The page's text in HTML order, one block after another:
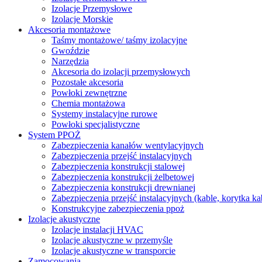
Izolacje Przemysłowe
Izolacje Morskie
Akcesoria montażowe
Taśmy montażowe/ taśmy izolacyjne
Gwoździe
Narzędzia
Akcesoria do izolacji przemysłowych
Pozostałe akcesoria
Powłoki zewnętrzne
Chemia montażowa
Systemy instalacyjne rurowe
Powłoki specjalistyczne
System PPOŻ
Zabezpieczenia kanałów wentylacyjnych
Zabezpieczenia przejść instalacyjnych
Zabezpieczenia konstrukcji stalowej
Zabezpieczenia konstrukcji żelbetowej
Zabezpieczenia konstrukcji drewnianej
Zabezpieczenia przejść instalacyjnych (kable, korytka
Konstrukcyjne zabezpieczenia ppoż
Izolacje akustyczne
Izolacje instalacji HVAC
Izolacje akustyczne w przemyśle
Izolacje akustyczne w transporcie